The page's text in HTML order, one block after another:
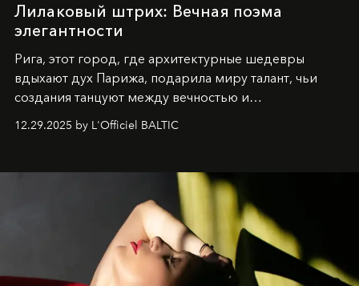
Лилаковый штрих: Вечная поэма
элегантности
Рига, этот город, где архитектурные шедевры
вдыхают дух Парижа, подарила миру талант, чьи
создания танцуют между вечностью и
12.29.2025 by L'Officiel BALTIC